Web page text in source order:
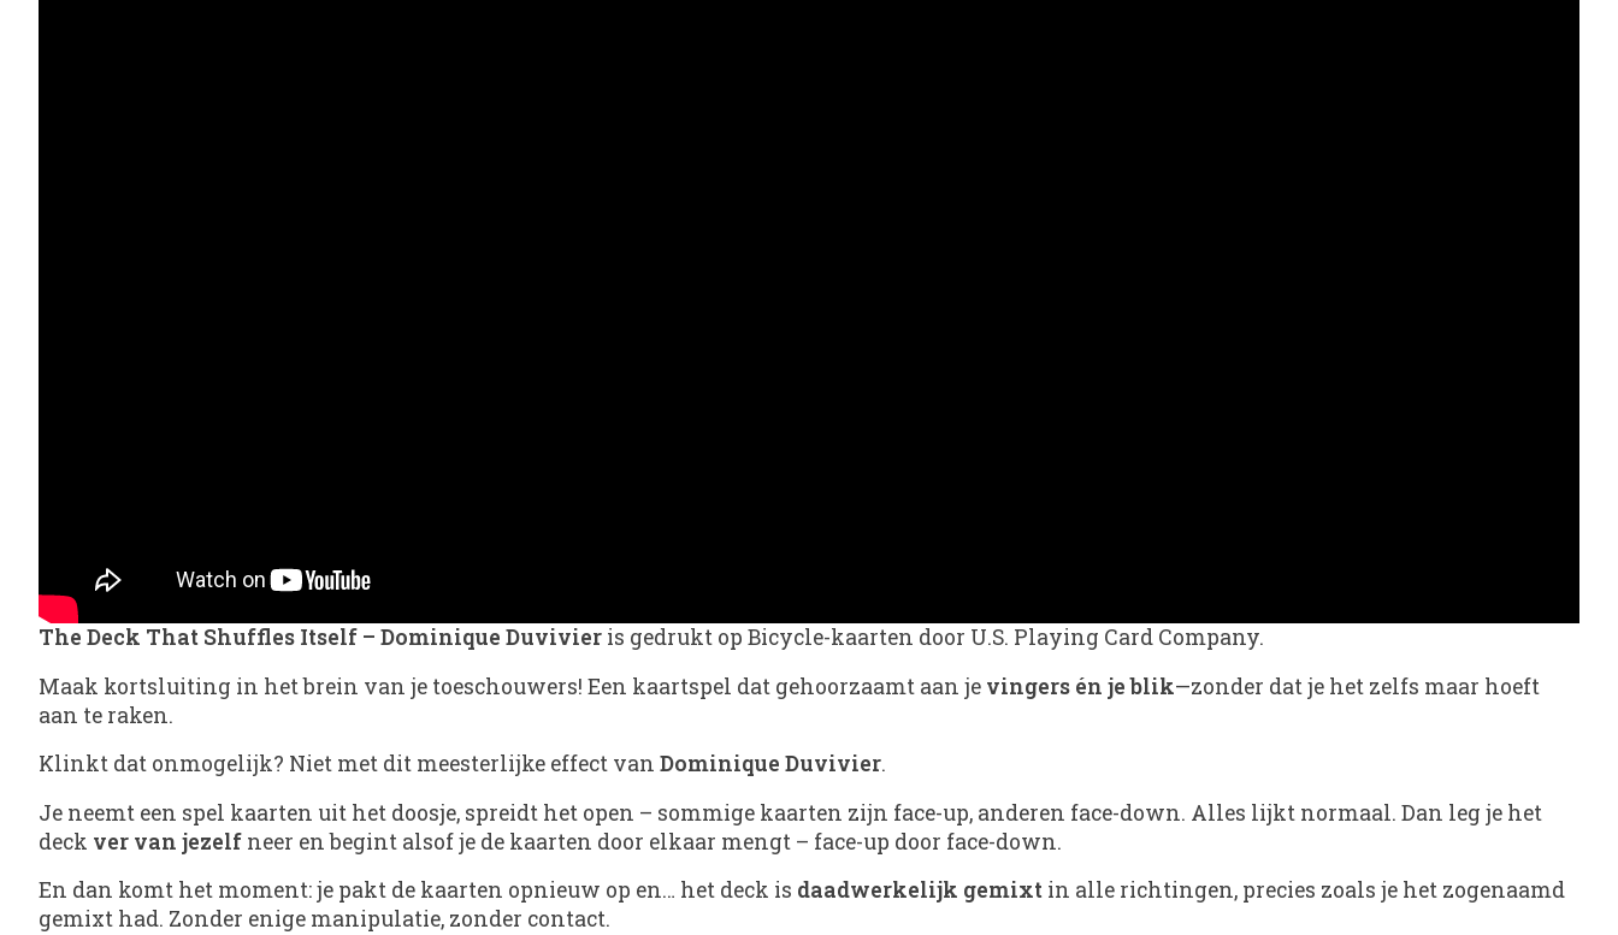
The Deck That Shuffles Itself – Dominique Duvivier is gedrukt op Bicycle-kaarten door U.S. Playing Card Company.
Maak kortsluiting in het brein van je toeschouwers! Een kaartspel dat gehoorzaamt aan je vingers én je blik—zonder dat je het zelfs maar hoeft
aan te raken.
Klinkt dat onmogelijk? Niet met dit meesterlijke effect van Dominique Duvivier.
Je neemt een spel kaarten uit het doosje, spreidt het open – sommige kaarten zijn face-up, anderen face-down. Alles lijkt normaal. Dan leg je het
deck ver van jezelf neer en begint alsof je de kaarten door elkaar mengt – face-up door face-down.
En dan komt het moment: je pakt de kaarten opnieuw op en… het deck is daadwerkelijk gemixt in alle richtingen, precies zoals je het zogenaamd
gemixt had. Zonder enige manipulatie, zonder contact.